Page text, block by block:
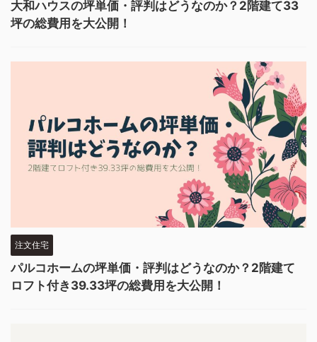
大和ハウスの坪単価・評判はどうなのか？2階建て33
坪の総費用を大公開！
注文住宅
パルコホームの坪単価・評判はどうなのか？2階建て
ロフト付き39.33坪の総費用を大公開！